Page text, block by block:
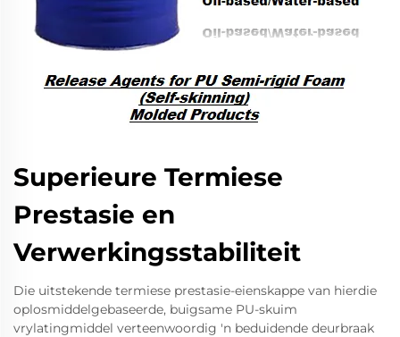
Superieure Termiese
Prestasie en
Verwerkingsstabiliteit
Die uitstekende termiese prestasie-eienskappe van hierdie
oplosmiddelgebaseerde, buigsame PU-skuim
vrylatingmiddel verteenwoordig 'n beduidende deurbraak